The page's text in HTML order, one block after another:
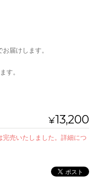
届けします。
す。
¥13,200
売いたしました。詳細につ